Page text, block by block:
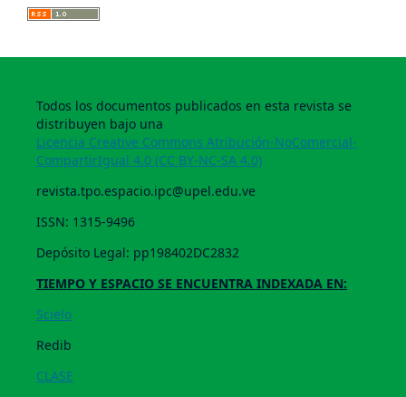
Todos los documentos publicados en esta revista se
distribuyen bajo una
Licencia Creative Commons Atribución-NoComercial-
CompartirIgual 4.0 (CC BY-NC-SA 4.0)
revista.tpo.espacio.ipc@upel.edu.ve
ISSN: 1315-9496
Depósito Legal: pp198402DC2832
TIEMPO Y ESPACIO SE ENCUENTRA INDEXADA EN:
Scielo
Redib
CLASE